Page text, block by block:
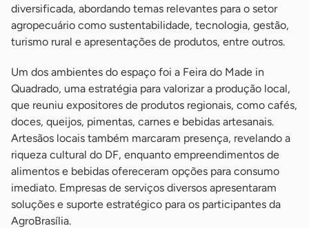
diversificada, abordando temas relevantes para o setor
agropecuário como sustentabilidade, tecnologia, gestão,
turismo rural e apresentações de produtos, entre outros.
Um dos ambientes do espaço foi a Feira do Made in
Quadrado, uma estratégia para valorizar a produção local,
que reuniu expositores de produtos regionais, como cafés,
doces, queijos, pimentas, carnes e bebidas artesanais.
Artesãos locais também marcaram presença, revelando a
riqueza cultural do DF, enquanto empreendimentos de
alimentos e bebidas ofereceram opções para consumo
imediato. Empresas de serviços diversos apresentaram
soluções e suporte estratégico para os participantes da
AgroBrasília.